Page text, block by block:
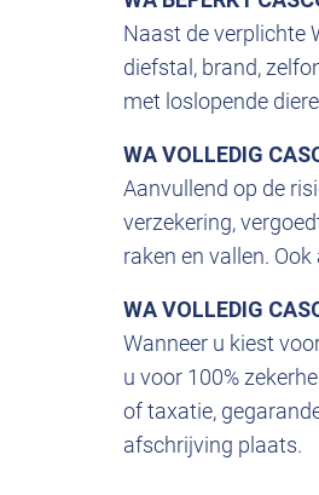
Naast de verplichte
diefstal, brand,
met loslopende
WA VOLLEDIG
Aanvullend op de
verzekering,
raken en vallen.
WA VOLLEDIG
Wanneer u kiest
u voor 100%
of taxatie,
afschrijving plaats.